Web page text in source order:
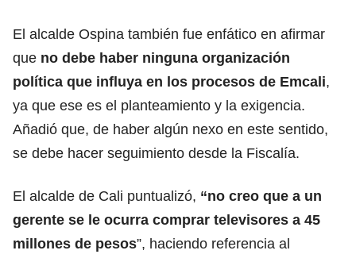
El alcalde Ospina también fue enfático en afirmar
que no debe haber ninguna organización
política que influya en los procesos de Emcali,
ya que ese es el planteamiento y la exigencia.
Añadió que, de haber algún nexo en este sentido,
se debe hacer seguimiento desde la Fiscalía.
El alcalde de Cali puntualizó, “no creo que a un
gerente se le ocurra comprar televisores a 45
millones de pesos”, haciendo referencia al